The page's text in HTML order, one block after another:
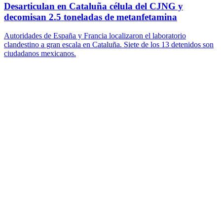
Desarticulan en Cataluña célula del CJNG y
decomisan 2.5 toneladas de metanfetamina
Autoridades de España y Francia localizaron el laboratorio
clandestino a gran escala en Cataluña. Siete de los 13 detenidos son
ciudadanos mexicanos.